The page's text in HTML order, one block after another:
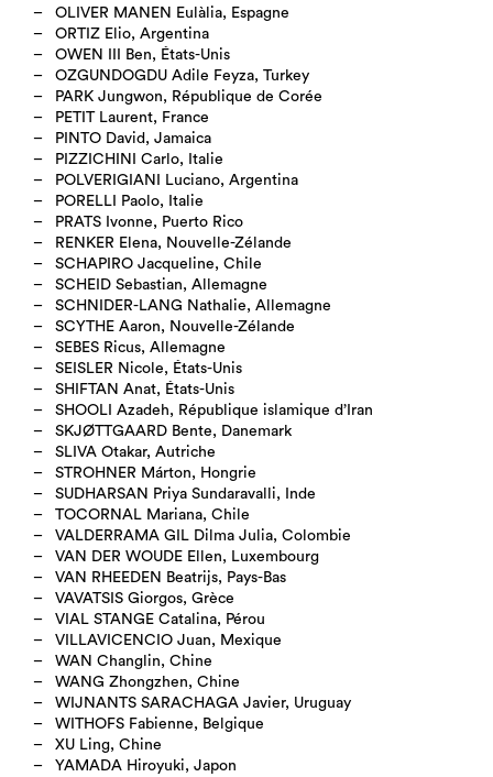
OLIVER MANEN Eulàlia, Espagne
ORTIZ Elio, Argentina
OWEN III Ben, États-Unis
OZGUNDOGDU Adile Feyza, Turkey
PARK Jungwon, République de Corée
PETIT Laurent, France
PINTO David, Jamaica
PIZZICHINI Carlo, Italie
POLVERIGIANI Luciano, Argentina
PORELLI Paolo, Italie
PRATS Ivonne, Puerto Rico
RENKER Elena, Nouvelle-Zélande
SCHAPIRO Jacqueline, Chile
SCHEID Sebastian, Allemagne
SCHNIDER-LANG Nathalie, Allemagne
SCYTHE Aaron, Nouvelle-Zélande
SEBES Ricus, Allemagne
SEISLER Nicole, États-Unis
SHIFTAN Anat, États-Unis
SHOOLI Azadeh, République islamique d’Iran
SKJØTTGAARD Bente, Danemark
SLIVA Otakar, Autriche
STROHNER Márton, Hongrie
SUDHARSAN Priya Sundaravalli, Inde
TOCORNAL Mariana, Chile
VALDERRAMA GIL Dilma Julia, Colombie
VAN DER WOUDE Ellen, Luxembourg
VAN RHEEDEN Beatrijs, Pays-Bas
VAVATSIS Giorgos, Grèce
VIAL STANGE Catalina, Pérou
VILLAVICENCIO Juan, Mexique
WAN Changlin, Chine
WANG Zhongzhen, Chine
WIJNANTS SARACHAGA Javier, Uruguay
WITHOFS Fabienne, Belgique
XU Ling, Chine
YAMADA Hiroyuki, Japon